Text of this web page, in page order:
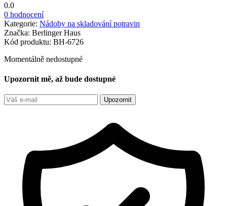
0.0
0 hodnocení
Kategorie: Nádoby na skladování potravin
Značka: Berlinger Haus
Kód produktu: BH-6726
Momentálně nedostupné
Upozornit mě, až bude dostupné
Upozornit